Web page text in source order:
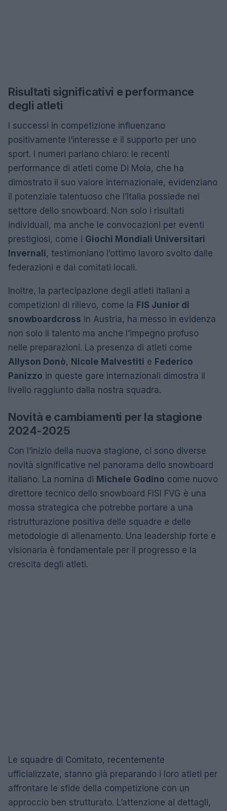
Risultati significativi e performance
degli atleti
I successi in competizione influenzano
positivamente l’interesse e il supporto per uno
sport. I numeri parlano chiaro: le recenti
performance di atleti come Di Mola, che ha
dimostrato il suo valore internazionale, evidenziano
il potenziale talentuoso che l’Italia possiede nel
settore dello snowboard. Non solo i risultati
individuali, ma anche le convocazioni per eventi
prestigiosi, come i Giochi Mondiali Universitari
Invernali, testimoniano l’ottimo lavoro svolto dalle
federazioni e dai comitati locali.
Inoltre, la partecipazione degli atleti italiani a
competizioni di rilievo, come la FIS Junior di
snowboardcross in Austria, ha messo in evidenza
non solo il talento ma anche l’impegno profuso
nelle preparazioni. La presenza di atleti come
Allyson Donò, Nicole Malvestiti e Federico
Panizzo in queste gare internazionali dimostra il
livello raggiunto dalla nostra squadra.
Novità e cambiamenti per la stagione
2024-2025
Con l’inizio della nuova stagione, ci sono diverse
novità significative nel panorama dello snowboard
italiano. La nomina di Michele Godino come nuovo
direttore tecnico dello snowboard FISI FVG è una
mossa strategica che potrebbe portare a una
ristrutturazione positiva delle squadre e delle
metodologie di allenamento. Una leadership forte e
visionaria è fondamentale per il progresso e la
crescita degli atleti.
Le squadre di Comitato, recentemente
ufficializzate, stanno già preparando i loro atleti per
affrontare le sfide della competizione con un
approccio ben strutturato. L’attenzione ai dettagli,